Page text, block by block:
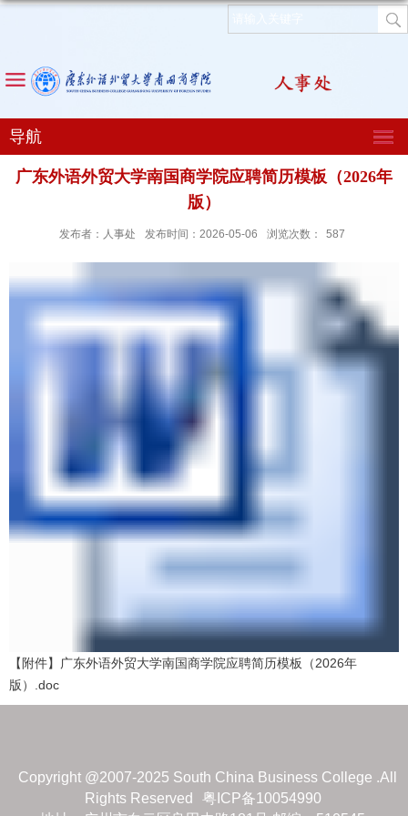
导航
广东外语外贸大学南国商学院应聘简历模板（2026年
版）
发布者：人事处 发布时间：2026-05-06 浏览次数： 587
【附件】广东外语外贸大学南国商学院应聘简历模板（2026年
版）.doc
Copyright @2007-2025 South China Business College .All
Rights Reserved
粤ICP备10054990